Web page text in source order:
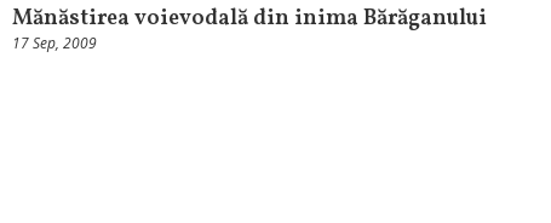
Mănăstirea voievodală din inima Bărăganului
17 Sep, 2009